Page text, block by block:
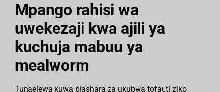
Mpango rahisi wa
uwekezaji kwa ajili ya
kuchuja mabuu ya
mealworm
Tunaelewa kuwa biashara za ukubwa tofauti ziko